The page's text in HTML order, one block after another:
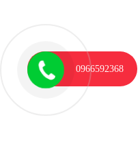
0966592368